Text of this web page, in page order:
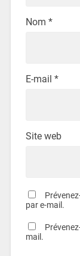
Nom *
E-mail *
Site web
par e-mail.
mail.